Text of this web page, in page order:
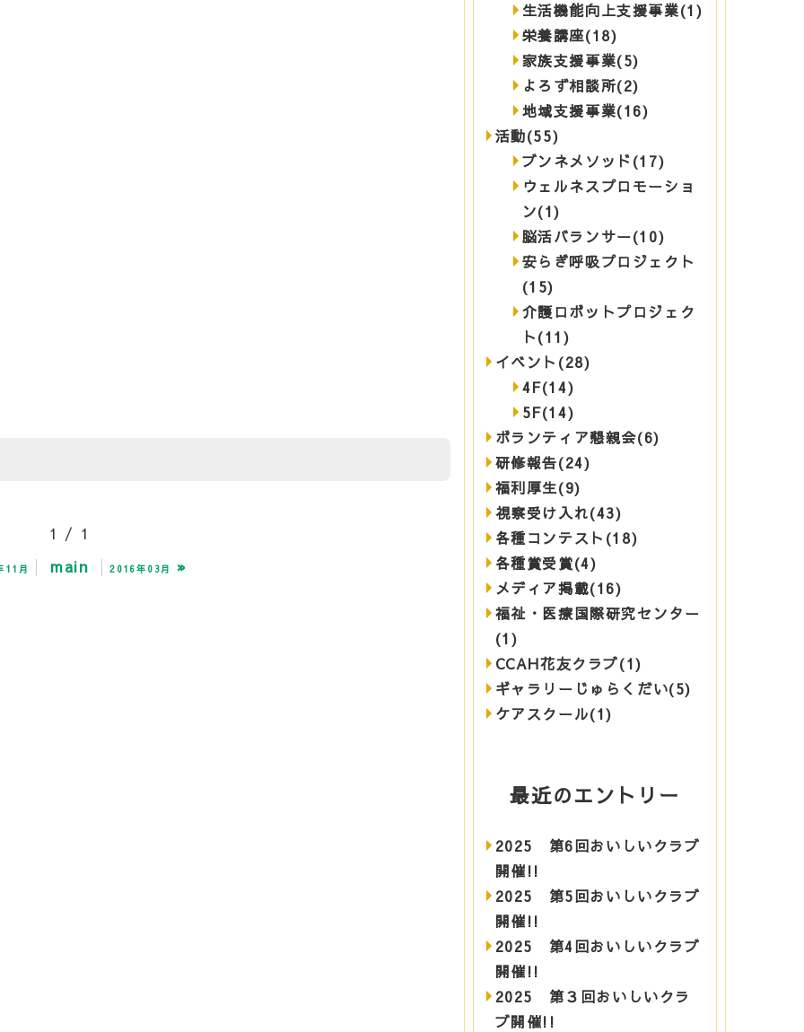
1 / 1
11月 main 2016年03月 »
生活機能向上支援事業(1)
栄養講座(18)
家族支援事業(5)
よろず相談所(2)
地域支援事業(16)
活動(55)
ブンネメソッド(17)
ウェルネスプロモーショ
ン(1)
脳活バランサー(10)
安らぎ呼吸プロジェクト
(15)
介護ロボットプロジェク
ト(11)
イベント(28)
4F(14)
5F(14)
ボランティア懇親会(6)
研修報告(24)
福利厚生(9)
視察受け入れ(43)
各種コンテスト(18)
各種賞受賞(4)
メディア掲載(16)
福祉・医療国際研究センター
(1)
CCAH花友クラブ(1)
ギャラリーじゅらくだい(5)
ケアスクール(1)
最近のエントリー
2025 第6回おいしいクラブ
開催!!
2025 第5回おいしいクラブ
開催!!
2025 第4回おいしいクラブ
開催!!
2025 第３回おいしいクラ
ブ開催!!